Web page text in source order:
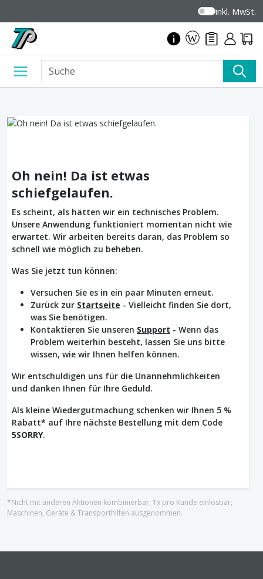
inkl. MwSt.
Oh nein! Da ist etwas
schiefgelaufen.
Es scheint, als hätten wir ein technisches Problem.
Unsere Anwendung funktioniert momentan nicht wie
erwartet. Wir arbeiten bereits daran, das Problem so
schnell wie möglich zu beheben.
Was Sie jetzt tun können:
Versuchen Sie es in ein paar Minuten erneut.
Zurück zur Startseite - Vielleicht finden Sie dort,
was Sie benötigen.
Kontaktieren Sie unseren Support - Wenn das
Problem weiterhin besteht, lassen Sie uns bitte
wissen, wie wir Ihnen helfen können.
Wir entschuldigen uns für die Unannehmlichkeiten
und danken Ihnen für Ihre Geduld.
Als kleine Wiedergutmachung schenken wir Ihnen 5 %
Rabatt* auf Ihre nächste Bestellung mit dem Code
5SORRY.
*Nicht mit anderen Aktionen kombinierbar, 1x pro Kunde einlösbar,
Maschinen, Geräte & Transporthilfen ausgenommen.